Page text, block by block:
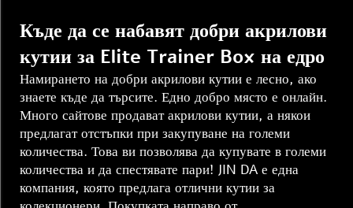
Къде да се набавят добри акрилови
кутии за Elite Trainer Box на едро
Намирането на добри акрилови кутии е лесно, ако
знаете къде да търсите. Едно добро място е онлайн.
Много сайтове продават акрилови кутии, а някои
предлагат отстъпки при закупуване на големи
количества. Това ви позволява да купувате в големи
количества и да спестявате пари! JIN DA е една
компания, която предлага отлични кутии за